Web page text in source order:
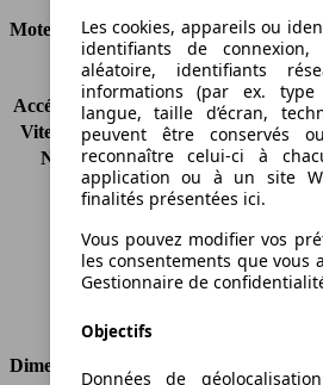
Moteur et Puissance
KW (CH)
160 kW (218
Accélération (0-100 km/h) 7.1s
Vitesse maximale (km/h) 240 km/h
Nombre de vitesses
6
Couple
450 nm
Cylindrée
1995 ccm
Carburant
Diesel
Cylindres
4
Transmission
Boîte
Dimensions
Les cookies, appareils ou
identifiants de
aléatoire, identifiants
informations (par ex.
langue, taille d’écran,
peuvent être conservés
reconnaître celui-ci à
application ou à un site
finalités présentées ici.
Vous pouvez modifier vos
les consentements que vous
Gestionnaire de
Objectifs
Données de